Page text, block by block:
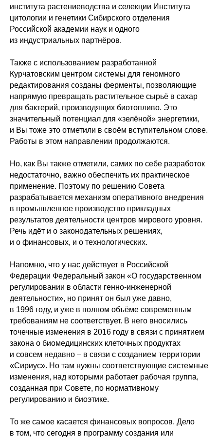
института растениеводства и селекции Института
цитологии и генетики Сибирского отделения
Российской академии наук и одного
из индустриальных партнёров.
Также с использованием разработанной
Курчатовским центром системы для геномного
редактирования созданы ферменты, позволяющие
напрямую превращать растительное сырьё в сахар
для бактерий, производящих биотопливо. Это
значительный потенциал для «зелёной» энергетики,
и Вы тоже это отметили в своём вступительном слове.
Работы в этом направлении продолжаются.
Но, как Вы также отметили, самих по себе разработок
недостаточно, важно обеспечить их практическое
применение. Поэтому по решению Совета
разрабатывается механизм оперативного внедрения
в промышленное производство прикладных
результатов деятельности центров мирового уровня.
Речь идёт и о законодательных решениях,
и о финансовых, и о технологических.
Напомню, что у нас действует в Российской
Федерации Федеральный закон «О государственном
регулировании в области генно-инженерной
деятельности», но принят он был уже давно,
в 1996 году, и уже в полном объёме современным
требованиям не соответствует. В него вносились
точечные изменения в 2016 году в связи с принятием
закона о биомедицинских клеточных продуктах
и совсем недавно – в связи с созданием территории
«Сириус». Но там нужны соответствующие системные
изменения, над которыми работает рабочая группа,
созданная при Совете, по нормативному
регулированию и биоэтике.
То же самое касается финансовых вопросов. Дело
в том, что сегодня в программу создания или